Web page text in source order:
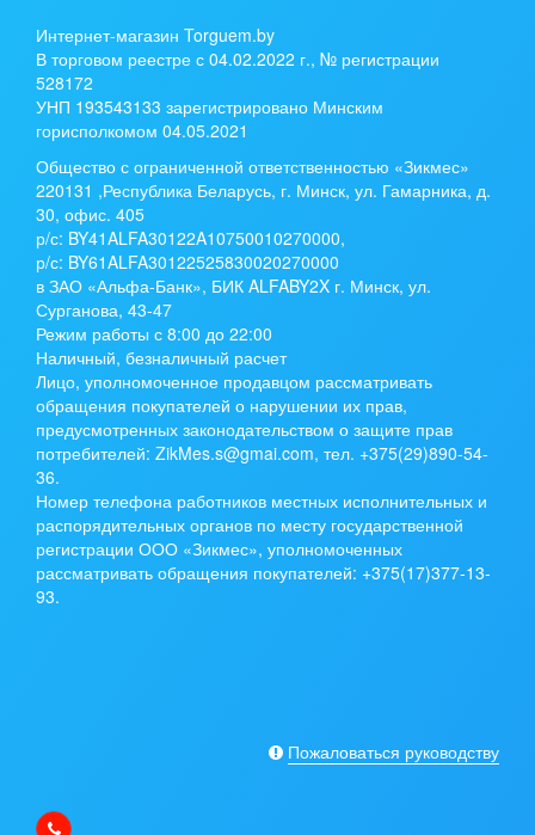
Интернет-магазин Torguem.by
В торговом реестре с 04.02.2022 г., № регистрации
528172
УНП 193543133 зарегистрировано Минским
горисполкомом 04.05.2021
Общество с ограниченной ответственностью «Зикмес»
220131 ,Республика Беларусь, г. Минск, ул. Гамарника, д.
30, офис. 405
р/с: BY41ALFA30122A10750010270000,
р/с: BY61ALFA30122525830020270000
в ЗАО «Альфа-Банк», БИК ALFABY2X г. Минск, ул.
Сурганова, 43-47
Режим работы с 8:00 до 22:00
Наличный, безналичный расчет
Лицо, уполномоченное продавцом рассматривать
обращения покупателей о нарушении их прав,
предусмотренных законодательством о защите прав
потребителей: ZikMes.s@gmai.com, тел. +375(29)890-54-
36.
Номер телефона работников местных исполнительных и
распорядительных органов по месту государственной
регистрации ООО «Зикмес», уполномоченных
рассматривать обращения покупателей: +375(17)377-13-
93.
Пожаловаться руководству